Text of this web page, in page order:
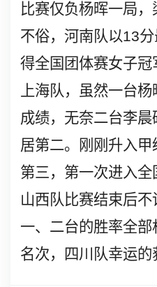
比赛仅负杨晖一局
不俗，河南队以13
得全国团体赛女子
上海队，虽然一台
成绩，无奈二台李
居第二。刚刚升入
第三，第一次进入
山西队比赛结束后
一、二台的胜率全
名次，四川队幸运的